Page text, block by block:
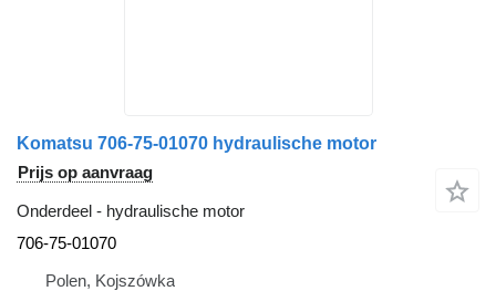
Komatsu 706-75-01070 hydraulische motor
Prijs op aanvraag
Onderdeel - hydraulische motor
706-75-01070
Polen, Kojszówka